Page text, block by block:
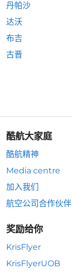
丹帕沙
达沃
布吉
古晋
酷航大家庭
酷航精神
Media centre
加入我们
航空公司合作伙伴
奖励给你
KrisFlyer
KrisFlyerUOB